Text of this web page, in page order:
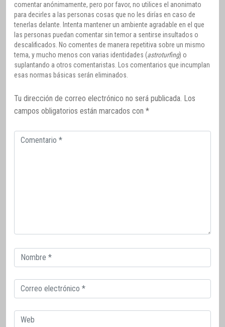
comentar anónimamente, pero por favor, no utilices el anonimato
para decirles a las personas cosas que no les dirías en caso de
tenerlas delante. Intenta mantener un ambiente agradable en el que
las personas puedan comentar sin temor a sentirse insultados o
descalificados. No comentes de manera repetitiva sobre un mismo
tema, y mucho menos con varias identidades (astroturfing) o
suplantando a otros comentaristas. Los comentarios que incumplan
esas normas básicas serán eliminados.
Tu dirección de correo electrónico no será publicada. Los
campos obligatorios están marcados con *
Comentario
Correo
electrónico
Correo
electrónico
Web